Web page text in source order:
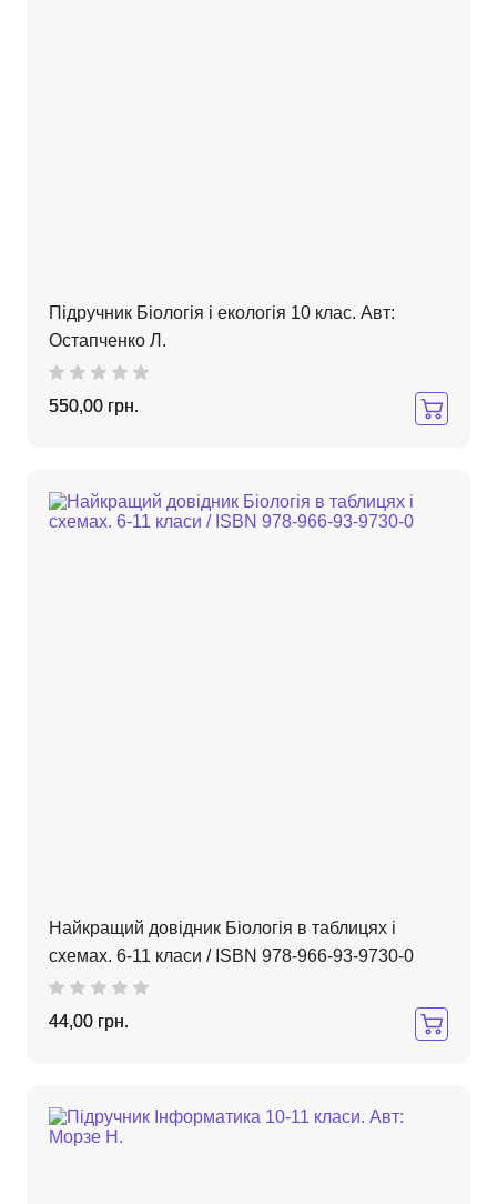
Підручник Біологія і екологія 10 клас. Авт:
Остапченко Л.
550,00 грн.
Найкращий довідник Біологія в таблицях і
схемах. 6-11 класи / ISBN 978-966-93-9730-0
44,00 грн.